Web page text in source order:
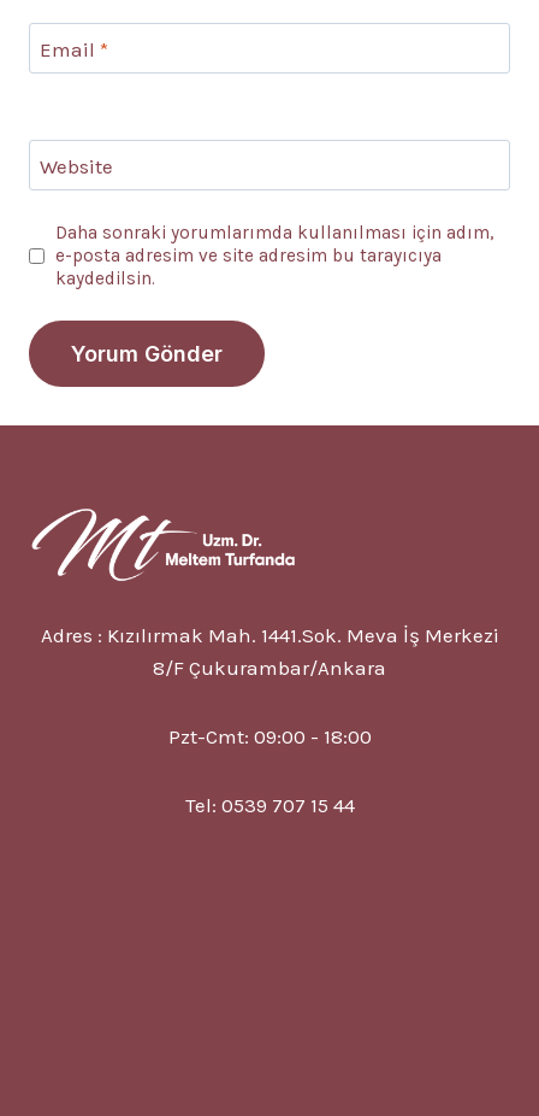
Email *
Website
Daha sonraki yorumlarımda kullanılması için adım,
e-posta adresim ve site adresim bu tarayıcıya
kaydedilsin.
Adres : Kızılırmak Mah. 1441.Sok. Meva İş Merkezi
8/F Çukurambar/Ankara
Pzt-Cmt: 09:00 - 18:00
Tel: 0539 707 15 44